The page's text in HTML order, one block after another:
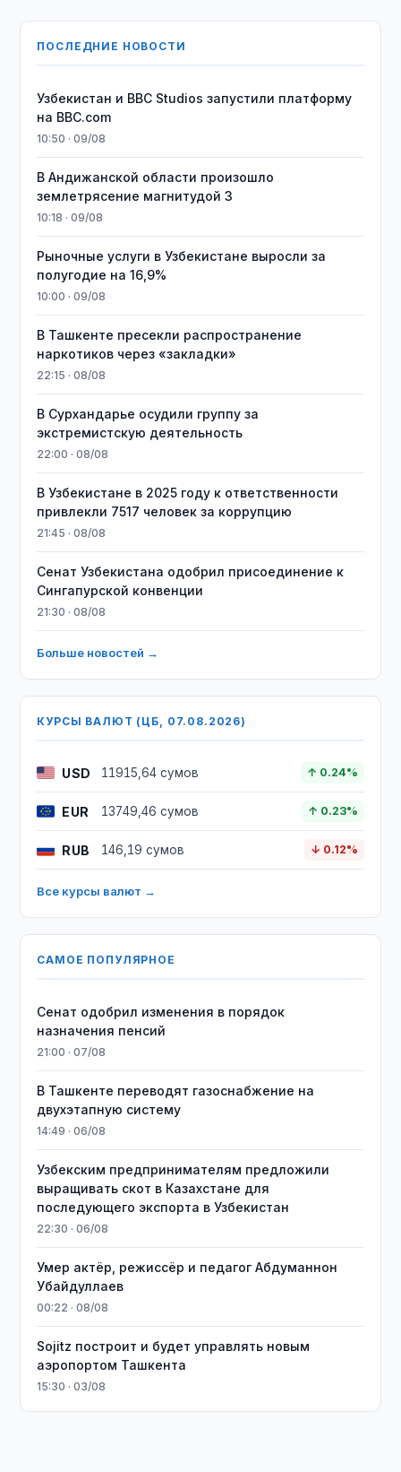
ПОСЛЕДНИЕ НОВОСТИ
Узбекистан и BBC Studios запустили платформу
на BBC.com
10:50 · 09/08
В Андижанской области произошло
землетрясение магнитудой 3
10:18 · 09/08
Рыночные услуги в Узбекистане выросли за
полугодие на 16,9%
10:00 · 09/08
В Ташкенте пресекли распространение
наркотиков через «закладки»
22:15 · 08/08
В Сурхандарье осудили группу за
экстремистскую деятельность
22:00 · 08/08
В Узбекистане в 2025 году к ответственности
привлекли 7517 человек за коррупцию
21:45 · 08/08
Сенат Узбекистана одобрил присоединение к
Сингапурской конвенции
21:30 · 08/08
Больше новостей →
КУРСЫ ВАЛЮТ (ЦБ, 07.08.2026)
USD 11915,64 сумов ↑ 0.24%
EUR 13749,46 сумов ↑ 0.23%
RUB 146,19 сумов ↓ 0.12%
Все курсы валют →
САМОЕ ПОПУЛЯРНОЕ
Сенат одобрил изменения в порядок
назначения пенсий
21:00 · 07/08
В Ташкенте переводят газоснабжение на
двухэтапную систему
14:49 · 06/08
Узбекским предпринимателям предложили
выращивать скот в Казахстане для
последующего экспорта в Узбекистан
22:30 · 06/08
Умер актёр, режиссёр и педагог Абдуманнон
Убайдуллаев
00:22 · 08/08
Sojitz построит и будет управлять новым
аэропортом Ташкента
15:30 · 03/08